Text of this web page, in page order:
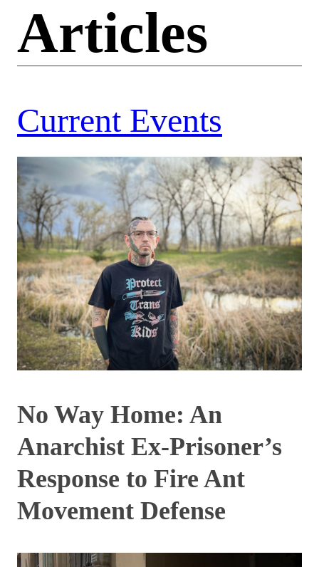
Articles
Current Events
No Way Home: An
Anarchist Ex-Prisoner’s
Response to Fire Ant
Movement Defense